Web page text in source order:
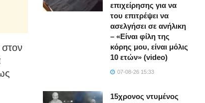
επιχείρησης για να
του επιτρέψει να
ασελγήσει σε ανήλικη
– «Είναι φίλη της
κόρης μου, είναι μόλις
10 ετών» (video)
07-08-26 15:33
15χρονος ντυμένος